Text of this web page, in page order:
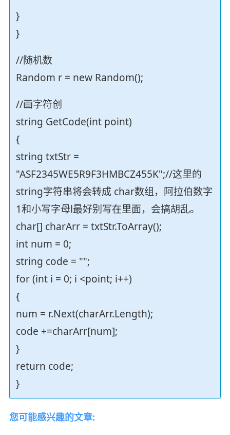
}
}
//随机数
Random r = new Random();
//画字符创
string GetCode(int point)
{
string txtStr =
"ASF2345WE5R9F3HMBCZ455K";//这里的
string字符串将会转成 char数组，阿拉伯数字
1和小写字母l最好别写在里面，会搞胡乱。
char[] charArr = txtStr.ToArray();
int num = 0;
string code = "";
for (int i = 0; i <point; i++)
{
num = r.Next(charArr.Length);
code +=charArr[num];
}
return code;
}
您可能感兴趣的文章: